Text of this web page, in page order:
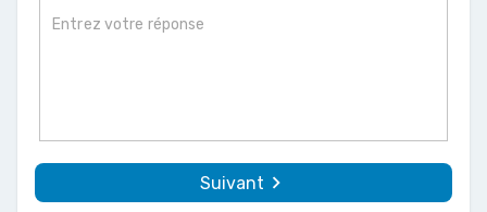
Suivant navigate_next